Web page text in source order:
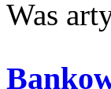
Was